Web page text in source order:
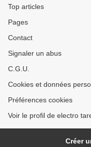
Top articles
Pages
Contact
Signaler un abus
C.G.U.
Cookies et données
Préférences cookies
Voir le profil de electro
Créer